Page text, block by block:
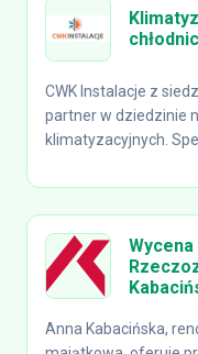
CWK Instalacje z
partner w dziedzinie
klimatyzacyjnych.
Anna Kabacińska,